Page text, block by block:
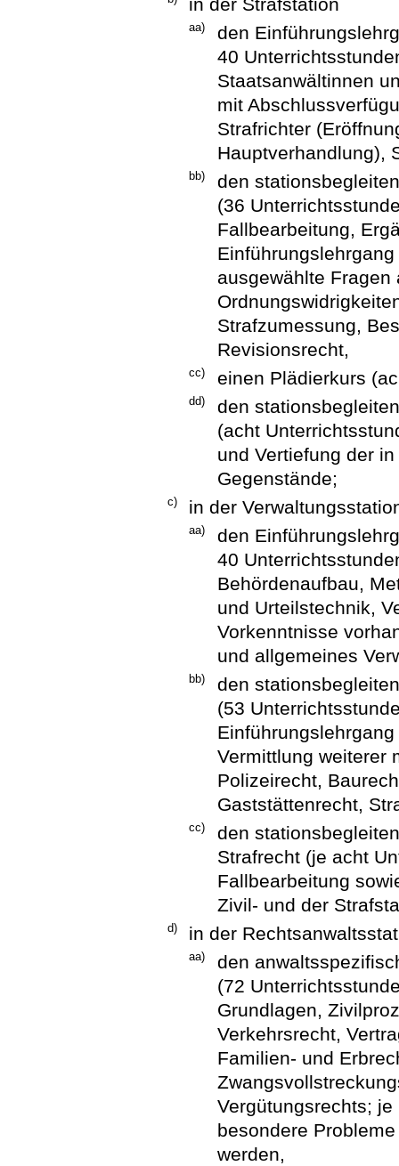
in der Strafstation
aa)
den
40
Staatsanwältinnen
mit
Strafrichter
Hauptverhandlung),
bb)
den
(36
Fallbearbeitung,
ausgewählte
Strafzumessung,
Revisionsrecht,
cc) einen Plädierkurs
dd)
den
(acht
und Vertiefung der
Gegenstände;
c) in der
aa)
den
40
Behördenaufbau,
und Urteilstechnik,
Vorkenntnisse
und allgemeines
bb)
den
(53
Vermittlung weiterer
Polizeirecht,
Gaststättenrecht,
cc)
den
Strafrecht (je acht
Fallbearbeitung
Zivil- und der
d) in der
aa)
den
(72
Grundlagen,
Verkehrsrecht,
Familien- und
Vergütungsrechts;
besondere
werden,